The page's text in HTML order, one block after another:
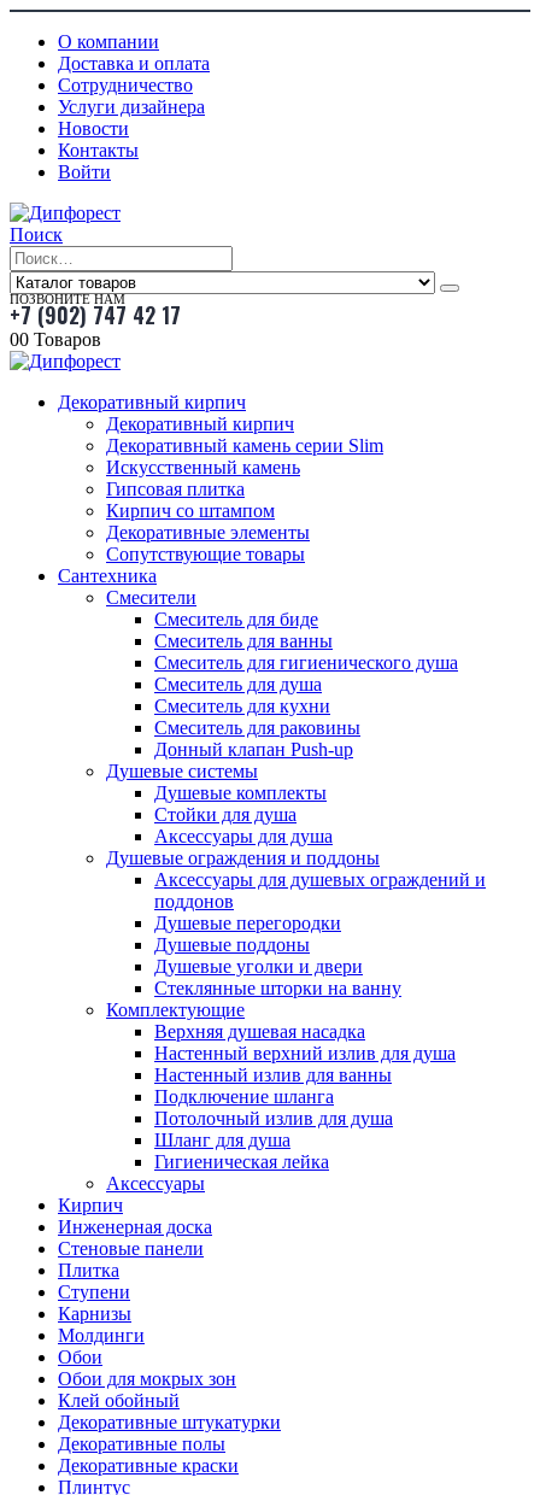
О компании
Доставка и оплата
Сотрудничество
Услуги дизайнера
Новости
Контакты
Войти
Поиск
ПОЗВОНИТЕ НАМ
+7 (902) 747 42 17
00 Товаров
Декоративный кирпич
Декоративный кирпич
Декоративный камень серии Slim
Искусственный камень
Гипсовая плитка
Кирпич со штампом
Декоративные элементы
Сопутствующие товары
Сантехника
Смесители
Смеситель для биде
Смеситель для ванны
Смеситель для гигиенического душа
Смеситель для душа
Смеситель для кухни
Смеситель для раковины
Донный клапан Push-up
Душевые системы
Душевые комплекты
Стойки для душа
Аксессуары для душа
Душевые ограждения и поддоны
Аксессуары для душевых ограждений и
поддонов
Душевые перегородки
Душевые поддоны
Душевые уголки и двери
Стеклянные шторки на ванну
Комплектующие
Верхняя душевая насадка
Настенный верхний излив для душа
Настенный излив для ванны
Подключение шланга
Потолочный излив для душа
Шланг для душа
Гигиеническая лейка
Аксессуары
Кирпич
Инженерная доска
Стеновые панели
Плитка
Ступени
Карнизы
Молдинги
Обои
Обои для мокрых зон
Клей обойный
Декоративные штукатурки
Декоративные полы
Декоративные краски
Плинтус